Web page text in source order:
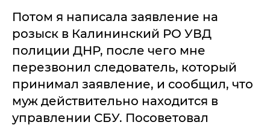
Потом я написала заявление на
розыск в Калининский РО УВД
полиции ДНР, после чего мне
перезвонил следователь, который
принимал заявление, и сообщил, что
муж действительно находится в
управлении СБУ. Посоветовал